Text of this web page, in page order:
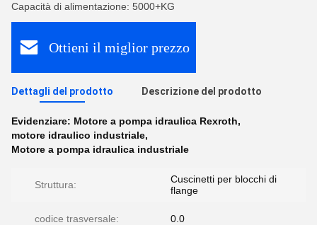
Capacità di alimentazione: 5000+KG
Ottieni il miglior prezzo
Dettagli del prodotto Descrizione del prodotto
Evidenziare: Motore a pompa idraulica Rexroth,
motore idraulico industriale,
Motore a pompa idraulica industriale
Struttura:
Cuscinetti per blocchi di
flange
codice trasversale: 0.0